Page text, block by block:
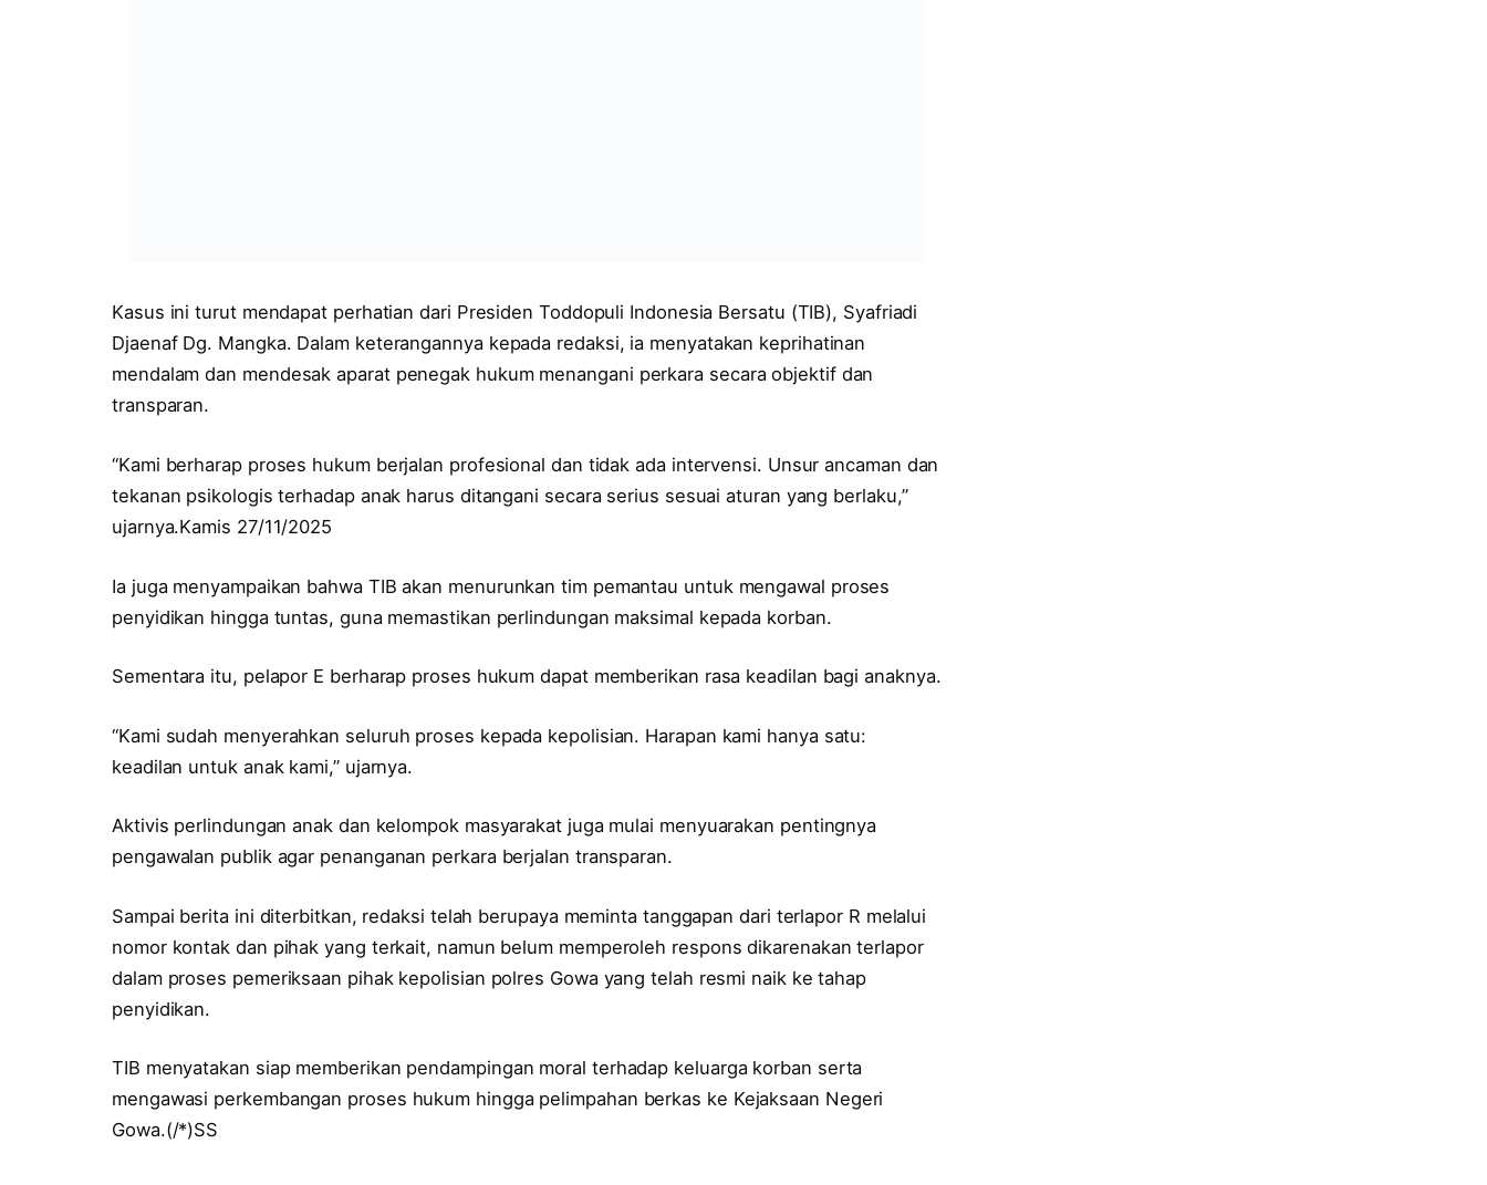
Kasus ini turut mendapat perhatian dari Presiden Toddopuli Indonesia Bersatu (TIB), Syafriadi
Djaenaf Dg. Mangka. Dalam keterangannya kepada redaksi, ia menyatakan keprihatinan
mendalam dan mendesak aparat penegak hukum menangani perkara secara objektif dan
transparan.
“Kami berharap proses hukum berjalan profesional dan tidak ada intervensi. Unsur ancaman dan
tekanan psikologis terhadap anak harus ditangani secara serius sesuai aturan yang berlaku,”
ujarnya.Kamis 27/11/2025
Ia juga menyampaikan bahwa TIB akan menurunkan tim pemantau untuk mengawal proses
penyidikan hingga tuntas, guna memastikan perlindungan maksimal kepada korban.
Sementara itu, pelapor E berharap proses hukum dapat memberikan rasa keadilan bagi anaknya.
“Kami sudah menyerahkan seluruh proses kepada kepolisian. Harapan kami hanya satu:
keadilan untuk anak kami,” ujarnya.
Aktivis perlindungan anak dan kelompok masyarakat juga mulai menyuarakan pentingnya
pengawalan publik agar penanganan perkara berjalan transparan.
Sampai berita ini diterbitkan, redaksi telah berupaya meminta tanggapan dari terlapor R melalui
nomor kontak dan pihak yang terkait, namun belum memperoleh respons dikarenakan terlapor
dalam proses pemeriksaan pihak kepolisian polres Gowa yang telah resmi naik ke tahap
penyidikan.
TIB menyatakan siap memberikan pendampingan moral terhadap keluarga korban serta
mengawasi perkembangan proses hukum hingga pelimpahan berkas ke Kejaksaan Negeri
Gowa.(/*)SS